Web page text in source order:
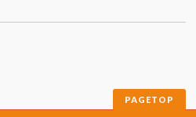
PAGETOP